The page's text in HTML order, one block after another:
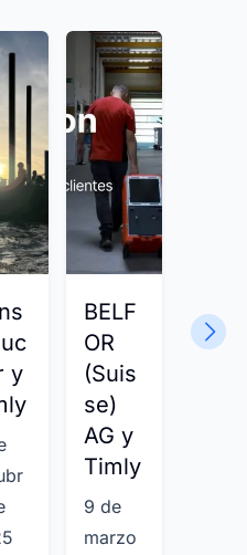
y
BELF
OR
(Suis
se)
AG y
Timly
9 de
marzo
s y